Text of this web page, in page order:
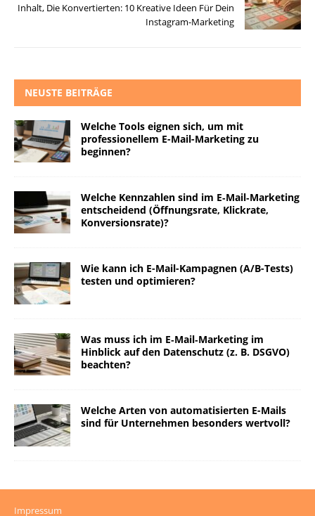
Inhalt, Die Konvertierten: 10 Kreative Ideen Für Dein
Instagram-Marketing
NEUSTE BEITRÄGE
Welche Tools eignen sich, um mit
professionellem E-Mail-Marketing zu
beginnen?
Welche Kennzahlen sind im E‑Mail‑Marketing
entscheidend (Öffnungsrate, Klickrate,
Konversionsrate)?
Wie kann ich E-Mail-Kampagnen (A/B-Tests)
testen und optimieren?
Was muss ich im E‑Mail‑Marketing im
Hinblick auf den Datenschutz (z. B. DSGVO)
beachten?
Welche Arten von automatisierten E-Mails
sind für Unternehmen besonders wertvoll?
Impressum